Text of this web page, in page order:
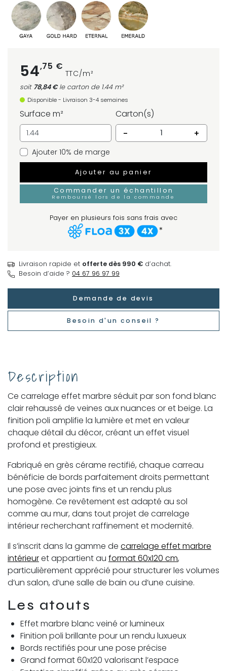
54,75 €
TTC/m²
soit 78,84 €le carton de 1.44 m²
Disponible - Livraison 3-4 semaines
Surface m²
Carton(s)
-
+
Ajouter 10% de marge
Ajouter au panier
Commander un échantillon
Remboursé lors de la commande
Payer en plusieurs fois sans frais avec
*
Livraison rapide et offerte dès 990 € d’achat.
Besoin d’aide ? 04 67 96 97 99
Demande de devis
Besoin d'un conseil ?
Description
Ce carrelage effet marbre séduit par son fond blanc
clair rehaussé de veines aux nuances or et beige. La
finition poli amplifie la lumière et met en valeur
chaque détail du décor, créant un effet visuel
profond et prestigieux.
Fabriqué en grès cérame rectifié, chaque carreau
bénéficie de bords parfaitement droits permettant
une pose avec joints fins et un rendu plus
homogène. Ce revêtement est adapté au sol
comme au mur, dans tout projet de carrelage
intérieur recherchant raffinement et modernité.
Il s’inscrit dans la gamme de carrelage effet marbre
intérieuret appartient au format 60x120 cm,
particulièrement apprécié pour structurer les volumes
d’un salon, d’une salle de bain ou d’une cuisine.
Les atouts
Effet marbre blanc veiné or lumineux
Finition poli brillante pour un rendu luxueux
Bords rectifiés pour une pose précise
Grand format 60x120 valorisant l’espace